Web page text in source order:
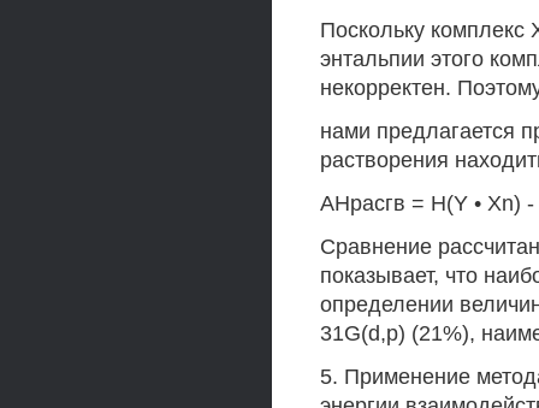
Поскольку комплекс
энтальпии этого
некорректен.
нами предлагается
растворения
АНрасгв = H(Y • Xn)
Сравнение
показывает, что
определении
31G(d,p) (21%),
5. Применение